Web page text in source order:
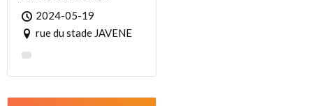
FOUGERES
JAVENE LECOUSSE
2024-05-19
rue du stade JAVENE